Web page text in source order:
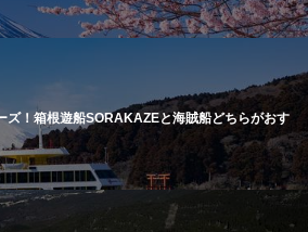
ズ！箱根遊船SORAKAZEと海賊船どちらがおす